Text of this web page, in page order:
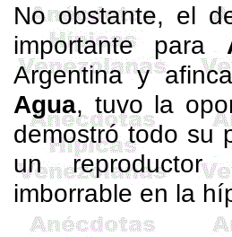
No obstante, el
importante para
Argentina y
Agua, tuvo la
demostró todo su
un reproductor
imborrable en la